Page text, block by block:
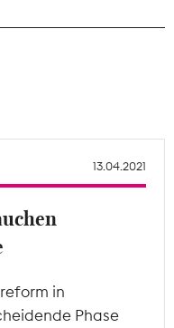
13.04.2021
in
Phase